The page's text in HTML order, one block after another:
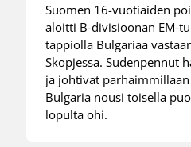
Suomen 16-vuotiaiden
aloitti B-divisioonan EM-
tappiolla Bulgariaa
Skopjessa. Sudenpennut
ja johtivat
Bulgaria nousi toisella
lopulta ohi.